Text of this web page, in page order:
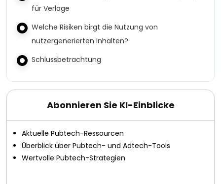
für Verlage
Welche Risiken birgt die Nutzung von
nutzergenerierten Inhalten?
Schlussbetrachtung
Abonnieren Sie KI-Einblicke
Aktuelle Pubtech-Ressourcen
Überblick über Pubtech- und Adtech-Tools
Wertvolle Pubtech-Strategien